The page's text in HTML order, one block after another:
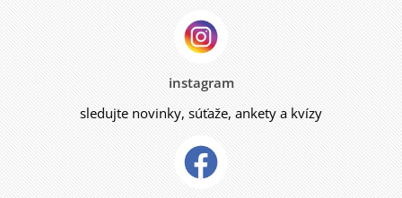
instagram
sledujte novinky, súťaže, ankety a kvízy